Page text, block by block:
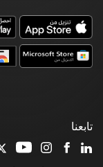
تابعنا